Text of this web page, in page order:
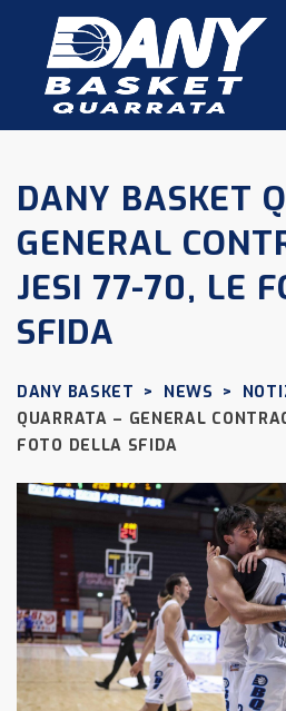
DANY BASKET
GENERAL
JESI 77-70, LE
SFIDA
DANY BASKET > NEWS >
QUARRATA – GENERAL
FOTO DELLA SFIDA